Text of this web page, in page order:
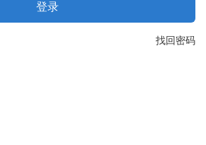
登录
找回密码